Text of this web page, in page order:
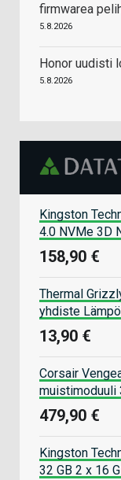
firmwarea
5.8.2026
Honor uudisti
5.8.2026
Kingston
4.0 NVMe 3D
158,90 €
Thermal
yhdiste
13,90 €
Corsair
muistimoduuli
479,90 €
Kingston
32 GB 2 x 16